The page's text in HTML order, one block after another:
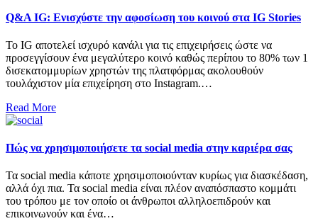
Q&A IG: Eνισχύστε την αφοσίωση του κοινού στα IG Stories
Το IG αποτελεί ισχυρό κανάλι για τις επιχειρήσεις ώστε να
προσεγγίσουν ένα μεγαλύτερο κοινό καθώς περίπου το 80% των 1
δισεκατομμυρίων χρηστών της πλατφόρμας ακολουθούν
τουλάχιστον μία επιχείρηση στο Instagram.…
Read More
Πώς να χρησιμοποιήσετε τα social media στην καριέρα σας
Τα social media κάποτε χρησιμοποιούνταν κυρίως για διασκέδαση,
αλλά όχι πια. Τα social media είναι πλέον αναπόσπαστο κομμάτι
του τρόπου με τον οποίο οι άνθρωποι αλληλοεπιδρούν και
επικοινωνούν και ένα…